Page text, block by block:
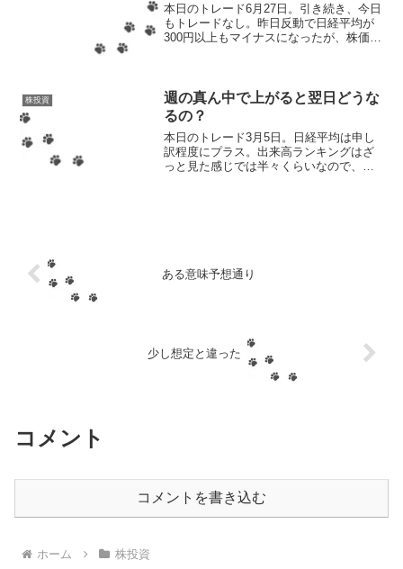
本日のトレード6月27日。引き続き、今日
もトレードなし。昨日反動で日経平均が
300円以上もマイナスになったが、株価は
たいと思う銘柄は...
株投資
週の真ん中で上がると翌日どうな
るの？
本日のトレード3月5日。日経平均は申し
訳程度にプラス。出来高ランキングはざ
っと見た感じでは半々くらいなので、昨
ある意味予想通り
少し想定と違った
コメント
コメントを書き込む
ホーム 株投資